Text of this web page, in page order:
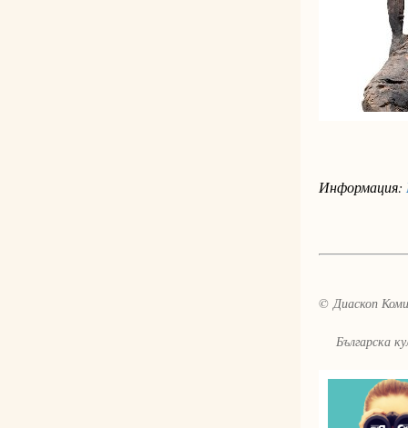
Информация:
© Диаскоп
Българска